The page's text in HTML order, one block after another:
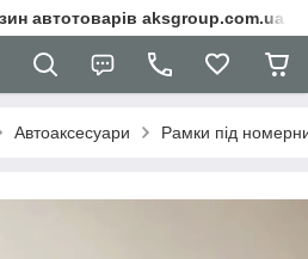
автотоварів aksgroup.com.ua
Автоаксесуари Рамки під